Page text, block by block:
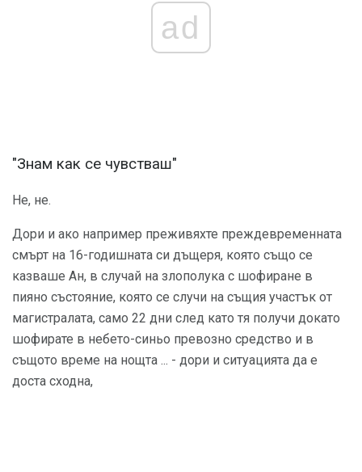
ad
"Знам как се чувстваш"
Не, не.
Дори и ако например преживяхте преждевременната
смърт на 16-годишната си дъщеря, която също се
казваше Ан, в случай на злополука с шофиране в
пияно състояние, която се случи на същия участък от
магистралата, само 22 дни след като тя получи докато
шофирате в небето-синьо превозно средство и в
същото време на нощта ... - дори и ситуацията да е
доста сходна,